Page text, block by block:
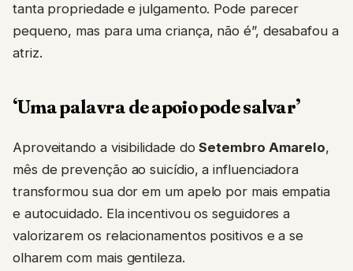
tanta propriedade e julgamento. Pode parecer
pequeno, mas para uma criança, não é”, desabafou a
atriz.
‘Uma palavra de apoio pode salvar’
Aproveitando a visibilidade doSetembro Amarelo,
mês de prevenção ao suicídio, a influenciadora
transformou sua dor em um apelo por mais empatia
e autocuidado. Ela incentivou os seguidores a
valorizarem os relacionamentos positivos e a se
olharem com mais gentileza.